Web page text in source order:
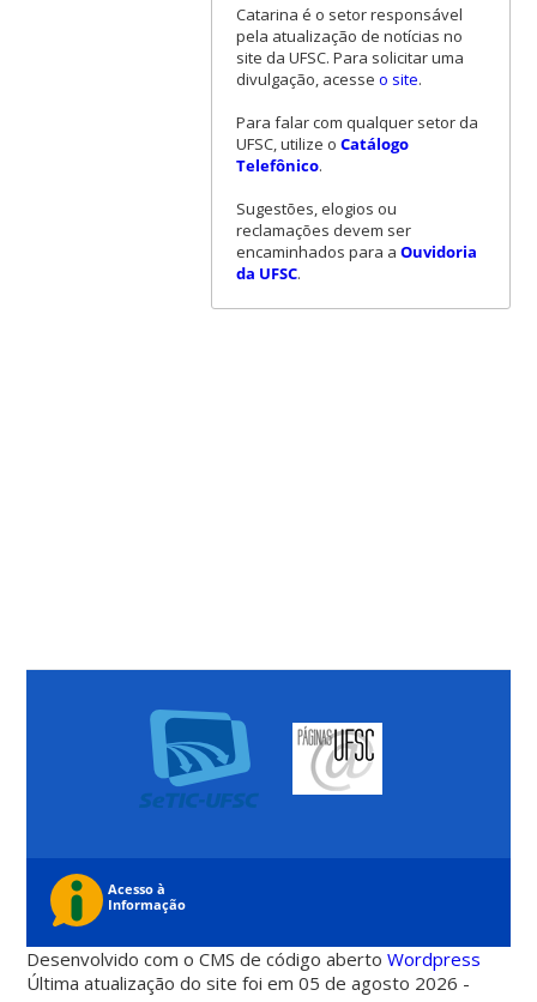
Catarina é o setor responsável
pela atualização de notícias no
site da UFSC. Para solicitar uma
divulgação, acesse o site.
Para falar com qualquer setor da
UFSC, utilize o Catálogo
Telefônico.
Sugestões, elogios ou
reclamações devem ser
encaminhados para a Ouvidoria
da UFSC.
Desenvolvido com o CMS de código abertoWordpress
Última atualização do site foi em 05 de agosto 2026 -